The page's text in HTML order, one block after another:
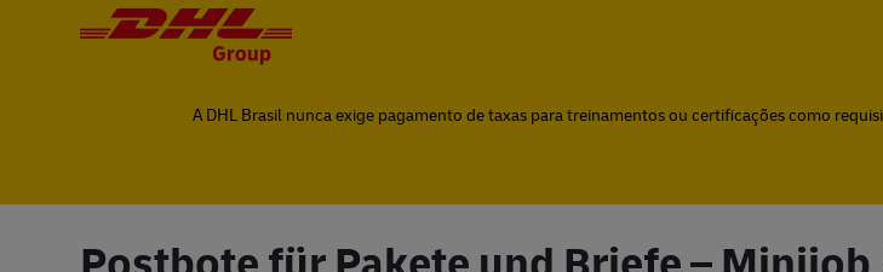
A DHL Brasil nunca exige pagamento de taxas para treinamentos ou certificações como